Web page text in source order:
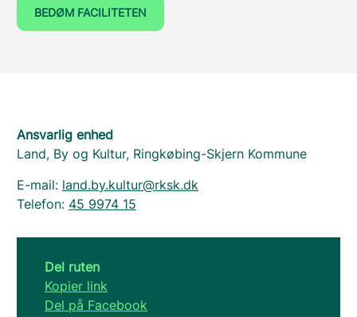
BEDØM FACILITETEN
Ansvarlig enhed
Land, By og Kultur, Ringkøbing-Skjern Kommune
E-mail: land.by.kultur@rksk.dk
Telefon: 45 9974 15
Del ruten
Kopier link
Del på Facebook